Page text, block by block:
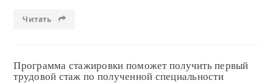
Читать
Программа стажировки поможет получить первый
трудовой стаж по полученной специальности